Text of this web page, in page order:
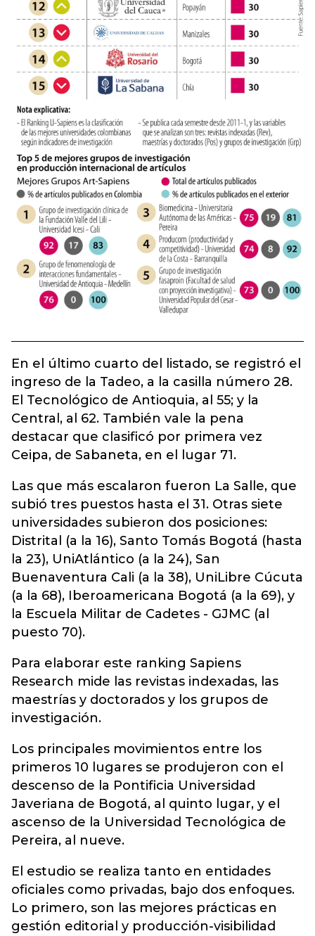
En el último cuarto del listado, se registró el
ingreso de la Tadeo, a la casilla número 28.
El Tecnológico de Antioquia, al 55; y la
Central, al 62. También vale la pena
destacar que clasificó por primera vez
Ceipa, de Sabaneta, en el lugar 71.
Las que más escalaron fueron La Salle, que
subió tres puestos hasta el 31. Otras siete
universidades subieron dos posiciones:
Distrital (a la 16), Santo Tomás Bogotá (hasta
la 23), UniAtlántico (a la 24), San
Buenaventura Cali (a la 38), UniLibre Cúcuta
(a la 68), Iberoamericana Bogotá (a la 69), y
la Escuela Militar de Cadetes - GJMC (al
puesto 70).
Para elaborar este ranking Sapiens
Research mide las revistas indexadas, las
maestrías y doctorados y los grupos de
investigación.
Los principales movimientos entre los
primeros 10 lugares se produjeron con el
descenso de la Pontificia Universidad
Javeriana de Bogotá, al quinto lugar, y el
ascenso de la Universidad Tecnológica de
Pereira, al nueve.
El estudio se realiza tanto en entidades
oficiales como privadas, bajo dos enfoques.
Lo primero, son las mejores prácticas en
gestión editorial y producción-visibilidad